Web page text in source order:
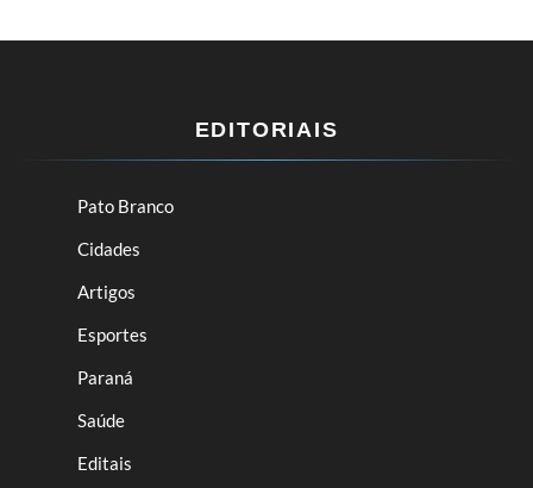
EDITORIAIS
Pato Branco
Cidades
Artigos
Esportes
Paraná
Saúde
Editais